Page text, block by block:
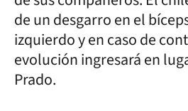
de un desgarro en el
izquierdo y en caso de
evolución ingresará en
Prado.